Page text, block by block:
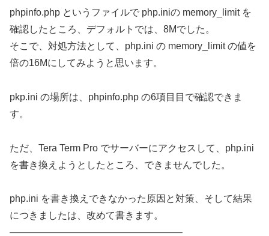
phpinfo.php というファイルで php.iniの memory_limit を
確認したところ、デフォルトでは、8Mでした。
そこで、対処方法として、php.ini の memory_limit の値を
倍の16Mにしてみようと思います。
pkp.ini の場所は、phpinfo.php の6項目目で確認できま
す。
ただ、Tera Term Pro でサーバーにアクセスして、php.ini
を書き換えようとしたところ、できませんでした。
php.ini を書き換えできなかった原因と対策、そして結果
につきましたは、改めて書きます。
——————————————————